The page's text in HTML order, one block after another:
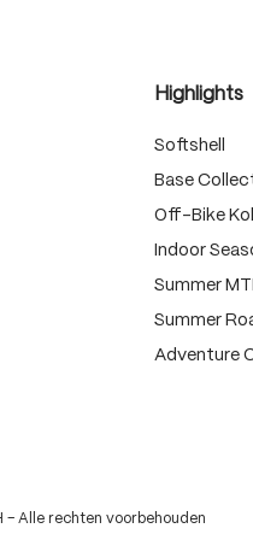
Highlights
Softshell
Base
Off-Bike
Indoor
Summer
Summer
Adventure
– Alle rechten voorbehouden